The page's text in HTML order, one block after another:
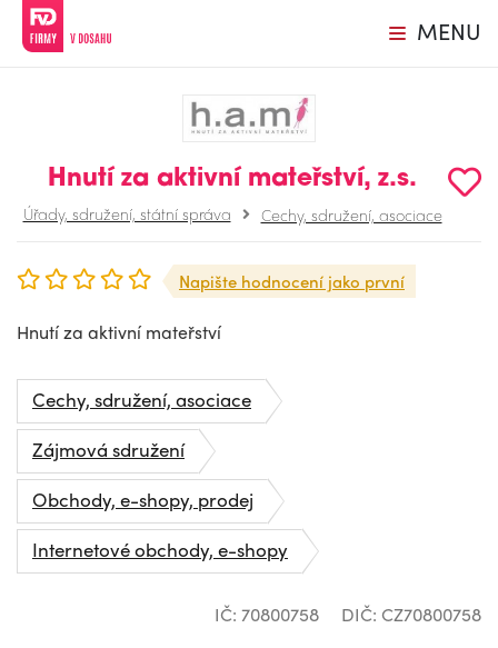
MENU
Hnutí za aktivní mateřství, z.s.
Úřady, sdružení, státní správa Cechy, sdružení, asociace
Napište hodnocení jako první
Hnutí za aktivní mateřství
Cechy, sdružení, asociace
Zájmová sdružení
Obchody, e-shopy, prodej
Internetové obchody, e-shopy
IČ: 70800758 DIČ: CZ70800758